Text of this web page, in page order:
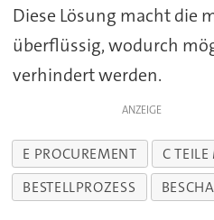
Diese Lösung macht die
überflüssig, wodurch
verhindert werden.
ANZEIGE
E PROCUREMENT
C
BESTELLPROZESS